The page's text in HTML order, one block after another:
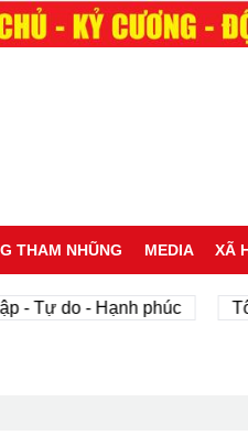
THAM NHŨNG MEDIA XÃ
do - Hạnh phúc Tôi yêu